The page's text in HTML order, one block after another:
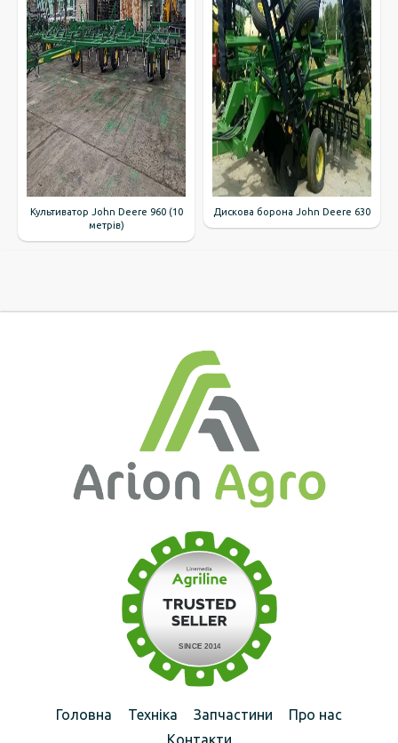
Культиватор John Deere 960 (10
метрів)
Дискова борона John Deere 630
Головна Техніка Запчастини
Про нас
Контакти